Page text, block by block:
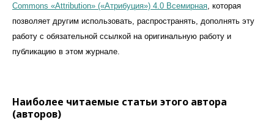
Commons «Attribution» («Атрибуция») 4.0 Всемирная , которая
позволяет другим использовать, распространять, дополнять эту
работу с обязательной ссылкой на оригинальную работу и
публикацию в этом журналe.
Наиболее читаемые статьи этого автора
(авторов)